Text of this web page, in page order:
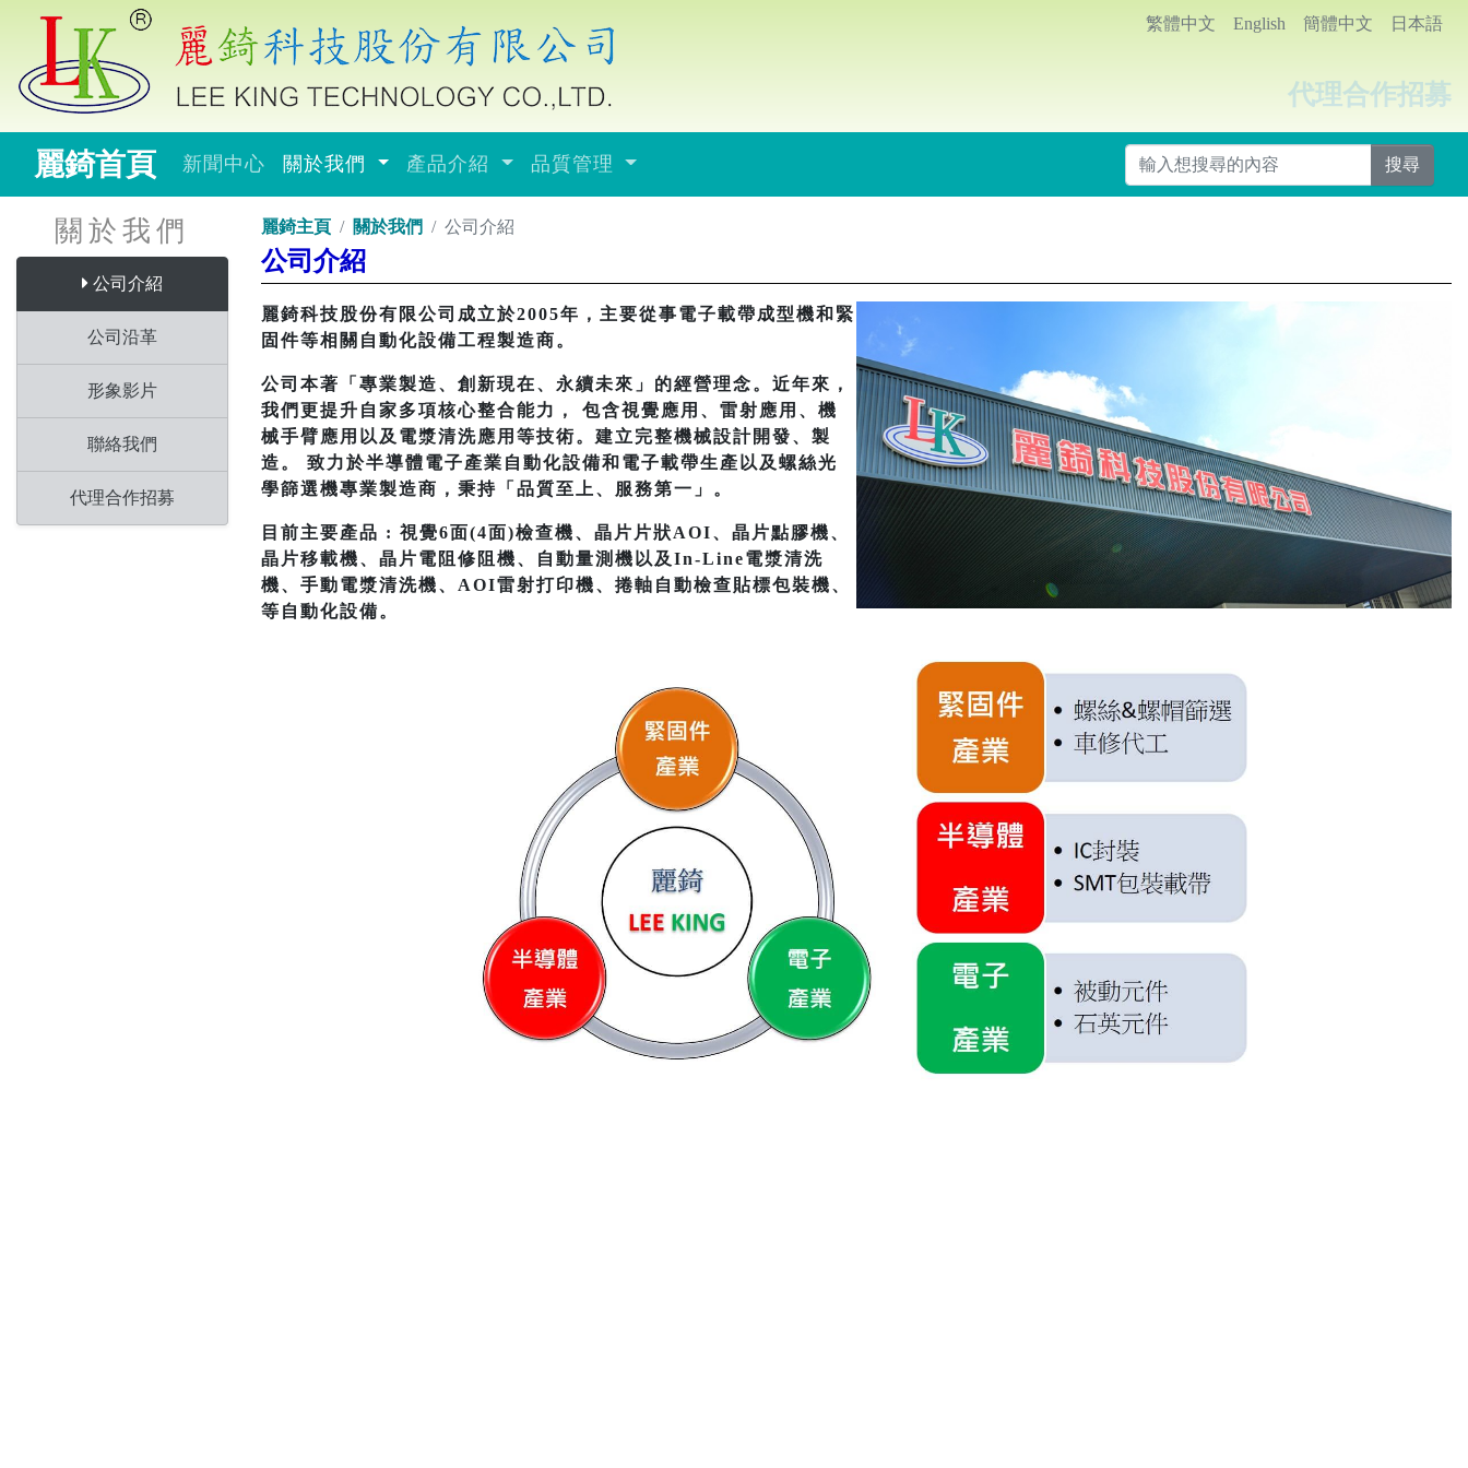
繁體中文 English 簡體中文 日本語
代理合作招募
麗錡首頁 新聞中心 關於我們 產品介紹 品質管理
關於我們
公司介紹
公司沿革
形象影片
聯絡我們
代理合作招募
麗錡主頁 關於我們 公司介紹
公司介紹
麗錡科技股份有限公司成立於2005年，主要從事電子載帶成型機和緊
固件等相關自動化設備工程製造商。
公司本著「專業製造、創新現在、永續未來」的經營理念。近年來，
我們更提升自家多項核心整合能力， 包含視覺應用、雷射應用、機
械手臂應用以及電漿清洗應用等技術。建立完整機械設計開發、製
造。 致力於半導體電子產業自動化設備和電子載帶生產以及螺絲光
學篩選機專業製造商，秉持「品質至上、服務第一」。
目前主要產品 : 視覺6面(4面)檢查機、晶片片狀AOI、晶片點膠機、
晶片移載機、晶片電阻修阻機、自動量測機以及In-Line電漿清洗
機、手動電漿清洗機、AOI雷射打印機、捲軸自動檢查貼標包裝機、
等自動化設備。